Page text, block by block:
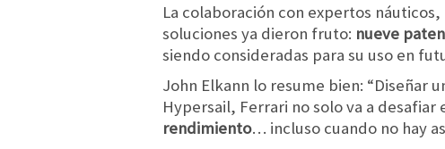
La colaboración con expertos
soluciones ya dieron fruto: nueve
siendo consideradas para su uso en
John Elkann lo resume bien: “Diseñar
Hypersail, Ferrari no solo va a desafiar
rendimiento… incluso cuando no hay